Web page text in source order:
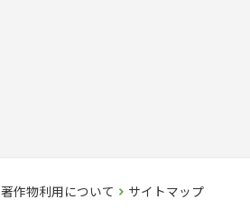
著作物利用について サイトマップ